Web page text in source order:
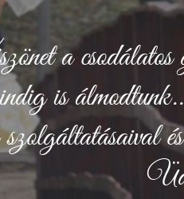
a csodálatos
is